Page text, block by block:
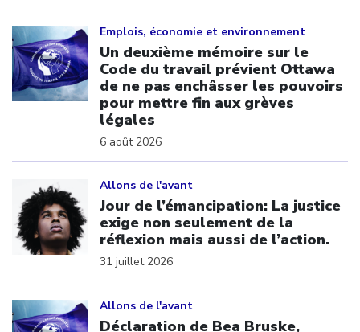
Emplois, économie et environnement
Un deuxième mémoire sur le
Code du travail prévient Ottawa
de ne pas enchâsser les pouvoirs
pour mettre fin aux grèves
légales
6 août 2026
Allons de l'avant
Jour de l’émancipation: La justice
exige non seulement de la
réflexion mais aussi de l’action.
31 juillet 2026
Allons de l'avant
Déclaration de Bea Bruske,